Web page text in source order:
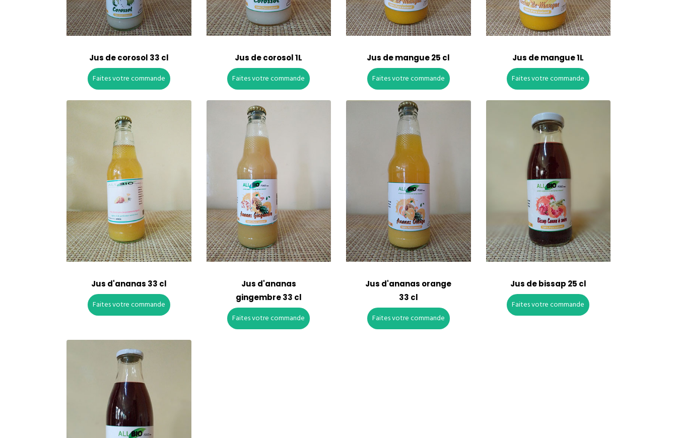
Jus de corosol 33 cl
Faites votre commande
Jus de corosol 1L
Faites votre commande
Jus de mangue 25 cl
Faites votre commande
Jus de mangue 1L
Faites votre commande
Jus d'ananas 33 cl
Faites votre commande
Jus d'ananas
gingembre 33 cl
Faites votre commande
Jus d'ananas orange
33 cl
Faites votre commande
Jus de bissap 25 cl
Faites votre commande